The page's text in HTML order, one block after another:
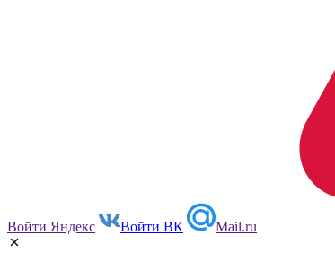
Войти Яндекс Войти ВК Mail.ru